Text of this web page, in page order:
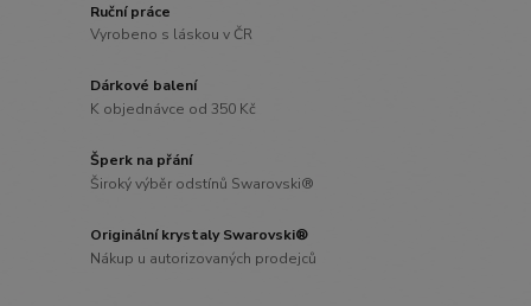
Ruční práce
Vyrobeno s láskou v ČR
Dárkové balení
K objednávce od 350 Kč
Šperk na přání
Široký výběr odstínů Swarovski®
Originální krystaly Swarovski®
Nákup u autorizovaných prodejců